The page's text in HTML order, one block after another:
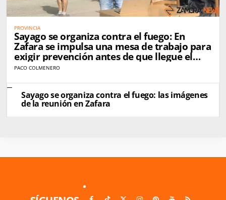
PROVINCIA
Sayago se organiza contra el fuego: En
Zafara se impulsa una mesa de trabajo para
exigir prevención antes de que llegue el
próximo incendio
PACO COLMENERO
Sayago se organiza contra el fuego: las imágenes
de la reunión en Zafara